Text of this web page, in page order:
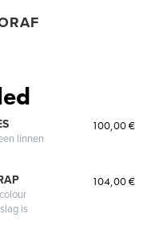
linnen
100,00 €
is
104,00 €